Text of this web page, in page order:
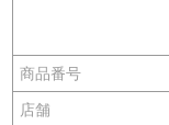
商品番号
店舗